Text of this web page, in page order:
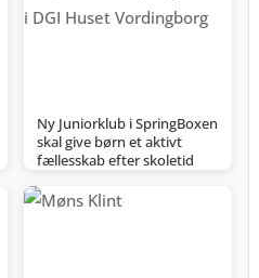
Ny Juniorklub i SpringBoxen
skal give børn et aktivt
fællesskab efter skoletid